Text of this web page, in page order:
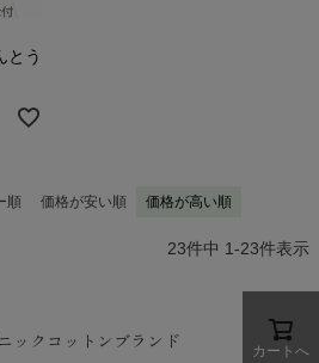
とう
順 価格が安い順 価格が高い順
23件中 1-23件表示
ックコットンブランド カートへ